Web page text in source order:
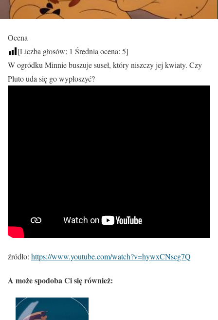
Ocena
[Liczba głosów: 1 Średnia ocena: 5]
W ogródku Minnie buszuje suseł, który niszczy jej kwiaty. Czy
Pluto uda się go wypłoszyć?
źródło: https://www.youtube.com/watch?v=hywxCNscg7Q
A może spodoba Ci się również: